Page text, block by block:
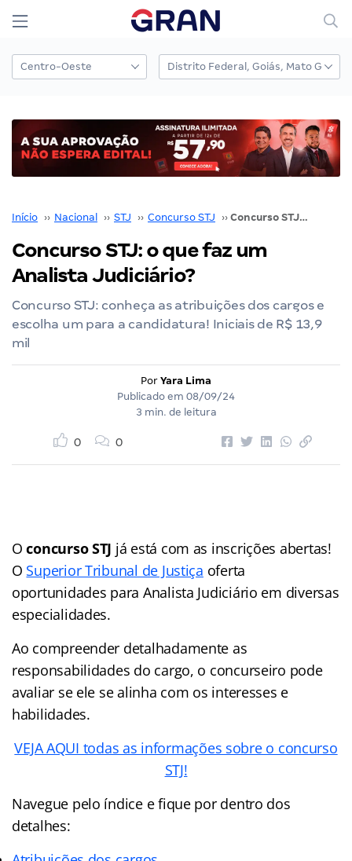
Início ›› Nacional ›› STJ ›› Concurso STJ ›› Concurso STJ: o que faz um Analista Judiciário?
Concurso STJ: o que faz um
Analista Judiciário?
Concurso STJ: conheça as atribuições dos cargos e
escolha um para a candidatura! Iniciais de R$ 13,9
mil
Por Yara Lima
Publicado em 08/09/24
3 min. de leitura
0 0
Oconcurso STJ já está com as inscrições abertas!
O Superior Tribunal de Justiça oferta
oportunidades para Analista Judiciário em diversas
especialidades.
Ao compreender detalhadamente as
responsabilidades do cargo, o concurseiro pode
avaliar se ele se alinha com os interesses e
habilidades.
VEJA AQUI todas as informações sobre o concurso
STJ!
Navegue pelo índice e fique por dentro dos
detalhes: